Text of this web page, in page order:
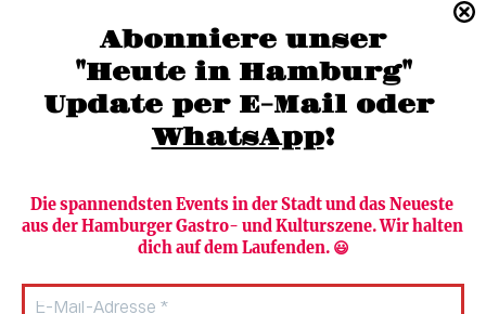
Abonniere unser
"Heute in Hamburg"
Update per E-Mail oder
WhatsApp!
Die spannendsten Events in der Stadt und das Neueste
aus der Hamburger Gastro- und Kulturszene. Wir halten
dich auf dem Laufenden. 😃
moc.grubmah-enezs@ofni
Newsletter abonnieren
HAMBURG PUR
Verlag